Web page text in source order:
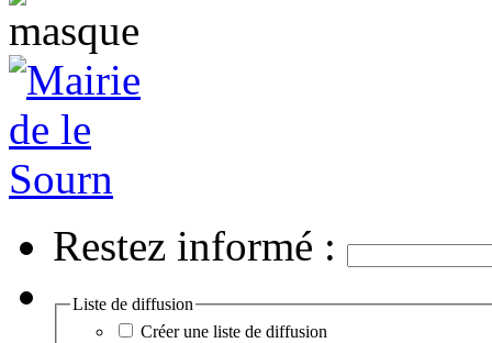
Restez informé :
Liste de diffusion
Créer une liste de diffusion